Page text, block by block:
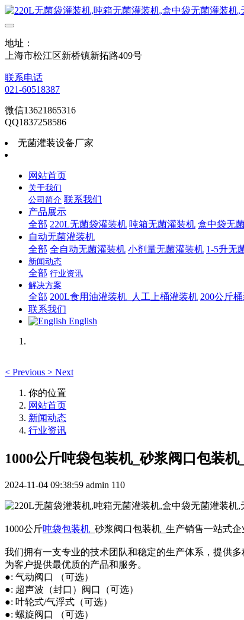
地址：
上海市松江区新桥镇新拓路409号
联系电话
021-60518387
微信13621865316
QQ1837258586
无菌灌装设备厂家
网站首页
关于我们
公司简介 联系我们
产品展示
全部 220L无菌袋灌装机 吨箱无菌灌装机 盒中袋无
自动无菌灌装机
全部 全自动无菌灌装机 小剂量无菌灌装机 1-5升无
新闻动态
全部 行业资讯
解决方案
全部 200L食用油灌装机_人工上桶灌装机 200公斤
联系我们
English
< Previous > Next
你的位置
网站首页
新闻动态
行业资讯
1000公斤吨袋包装机_砂浆阀口包装
2024-11-04 09:38:59 admin 110
1000公斤吨袋包装机 _砂浆阀口包装机_生产销售一站式企
我们拥有一支专业的技术团队和稳定的生产体系，提供
为客户提供最优质的产品和服务。
●: 气动阀口 （可选）
●: 超声波（封口）阀口（可选）
●: 叶轮式/气浮式（可选）
●: 螺旋阀口 （可选）